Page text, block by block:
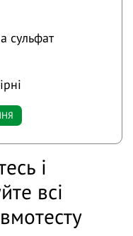
сульфат
і
всі